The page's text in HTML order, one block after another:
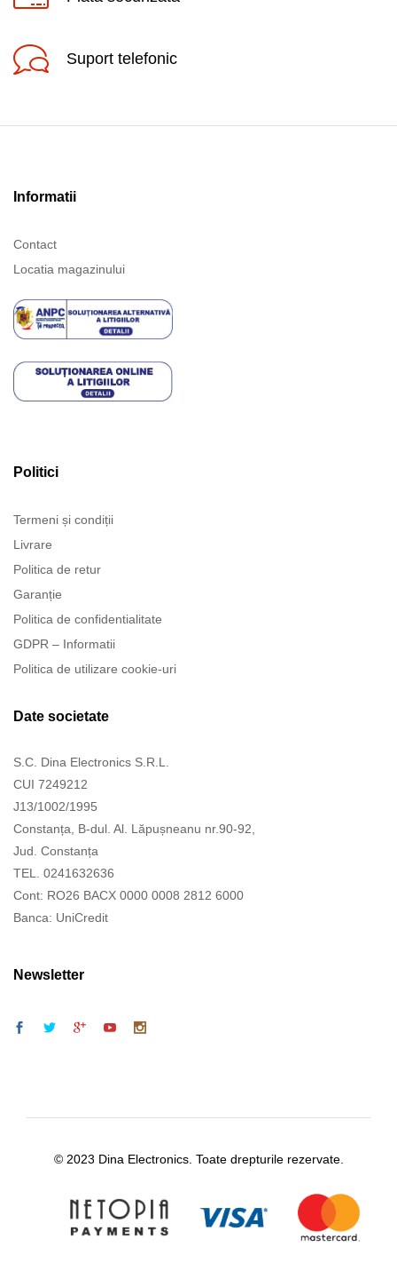
Suport telefonic
Informatii
Contact
Locatia magazinului
Politici
Termeni și condiții
Livrare
Politica de retur
Garanție
Politica de confidentialitate
GDPR – Informatii
Politica de utilizare cookie-uri
Date societate
S.C. Dina Electronics S.R.L.
CUI 7249212
J13/1002/1995
Constanța, B-dul. Al. Lăpușneanu nr.90-92,
Jud. Constanța
TEL. 0241632636
Cont: RO26 BACX 0000 0008 2812 6000
Banca: UniCredit
Newsletter
© 2023 Dina Electronics. Toate drepturile rezervate.